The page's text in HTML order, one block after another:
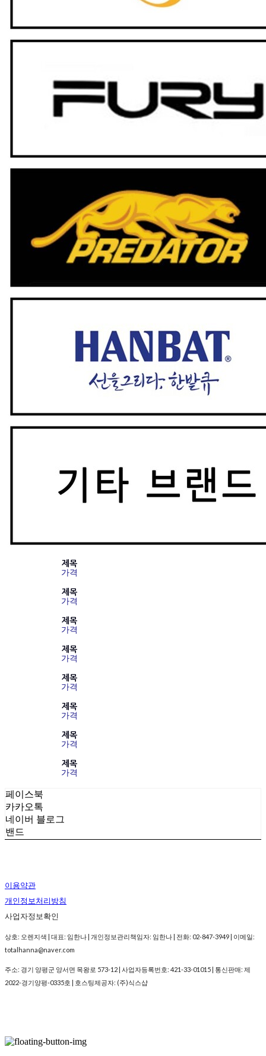
제목
가격
제목
가격
제목
가격
제목
가격
제목
가격
제목
가격
제목
가격
제목
가격
페이스북
카카오톡
네이버 블로그
밴드
이용약관
개인정보처리방침
사업자정보확인
상호: 오렌지색 | 대표: 임한나 | 개인정보관리책임자: 임한나 | 전화: 02-847-3949 | 이메일:
totalhanna@naver.com
주소: 경기 양평군 양서면 목왕로 573-12 | 사업자등록번호: 421-33-01015 | 통신판매: 제
2022-경기양평-0335호 | 호스팅제공자: (주)식스샵